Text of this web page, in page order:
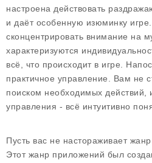
настроена действовать
и даёт особенную изюминку
сконцентрировать внимание на
характеризуются
всё, что происходит в игре.
практичное управление. Вам не
поиском необходимых действий,
управления - всё интуитивно
Пусть вас не настораживает
Этот жанр приложений был